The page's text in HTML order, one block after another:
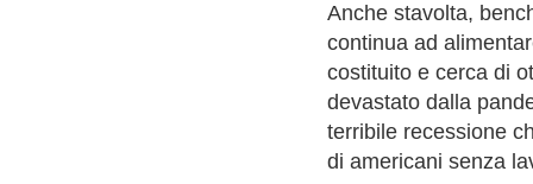
Anche stavolta,
continua ad
costituito e cerca di
devastato dalla
terribile recessione
di americani senza